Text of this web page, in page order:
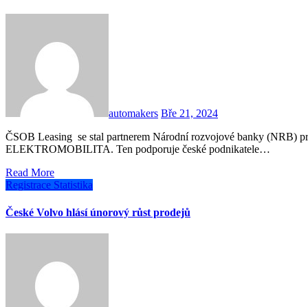
automakers Bře 21, 2024
ČSOB Leasing se stal partnerem Národní rozvojové banky (NRB) právě vyhlášeného programu ZÁRUKA
ELEKTROMOBILITA. Ten podporuje české podnikatele…
Read More
Registrace Statistika
České Volvo hlásí únorový růst prodejů